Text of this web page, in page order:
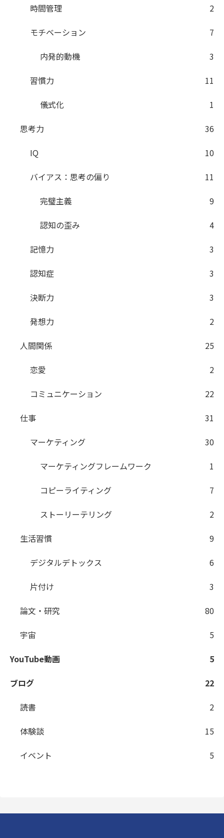
時間管理
2
モチベーション
7
内発的動機
3
習慣力
11
儀式化
1
思考力
36
IQ
10
バイアス：思考の偏り
11
完璧主義
9
認知の歪み
4
記憶力
3
認知症
3
決断力
3
発想力
2
人間関係
25
恋愛
2
コミュニケーション
22
仕事
31
マーケティング
30
マーケティングフレームワーク
1
コピーライティング
7
ストーリーテリング
2
生活習慣
9
デジタルデトックス
6
片付け
3
論文・研究
80
宇宙
5
YouTube動画
5
ブログ
22
読書
2
体験談
15
イベント
5